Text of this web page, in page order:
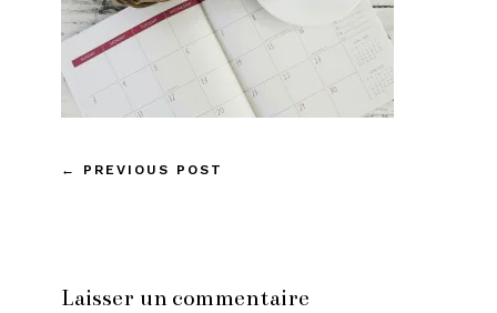
← PREVIOUS POST
Laisser un commentaire